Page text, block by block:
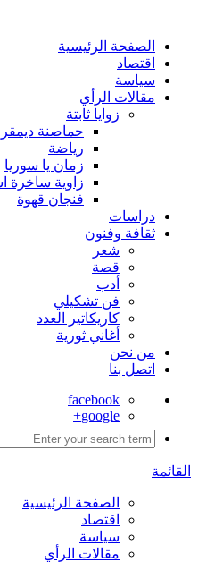
الصفحة الرئيسية
اقتصاد
سياسة
مقالات الرأي
زوايا ثابتة
حماصنة
رياضة
زمان يا سوريا
زاوية ساخرة
فنجان قهوة
دراسات
ثقافة وفنون
شعر
قصة
أدب
فن تشكيلي
كاريكاتير العدد
أغاني ثورية
من نحن
اتصل بنا
facebook
google+
القائمة
الصفحة الرئيسية
اقتصاد
سياسة
مقالات الرأي